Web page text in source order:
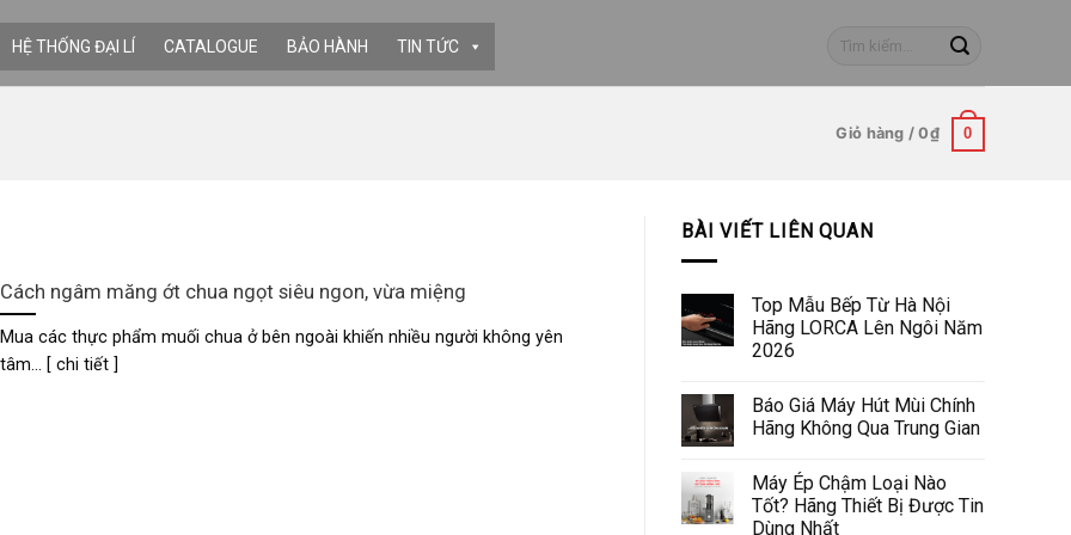
HỆ THỐNG ĐẠI LÍ CATALOGUE BẢO HÀNH TIN TỨC
Tìm
Giỏ hàng /0₫ 0
Cách ngâm măng ớt chua ngọt siêu ngon, vừa miệng
Mua các thực phẩm muối chua ở bên ngoài khiến nhiều người không yên
tâm... [ chi tiết ]
BÀI VIẾT LIÊN QUAN
Top Mẫu Bếp Từ Hà Nội
Hãng LORCA Lên Ngôi Năm
2026
Báo Giá Máy Hút Mùi Chính
Hãng Không Qua Trung Gian
Máy Ép Chậm Loại Nào
Tốt? Hãng Thiết Bị Được Tin
Dùng Nhất